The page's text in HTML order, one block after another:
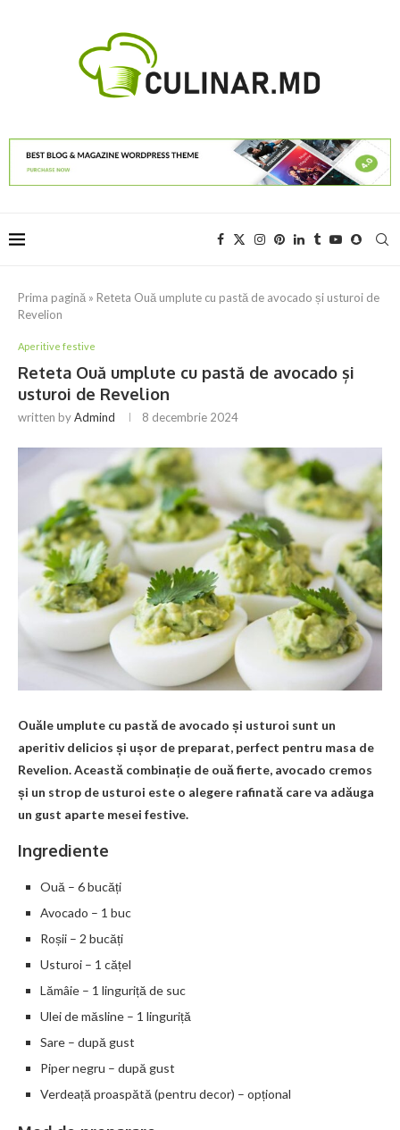
Prima pagină » Reteta Ouă umplute cu pastă de avocado și usturoi de
Revelion
Aperitive festive
Reteta Ouă umplute cu pastă de avocado și
usturoi de Revelion
written byAdmind 8 decembrie 2024
Ouăle umplute cu pastă de avocado și usturoi sunt un
aperitiv delicios și ușor de preparat, perfect pentru masa de
Revelion. Această combinație de ouă fierte, avocado cremos
și un strop de usturoi este o alegere rafinată care va adăuga
un gust aparte mesei festive.
Ingrediente
Ouă – 6 bucăți
Avocado – 1 buc
Roșii – 2 bucăți
Usturoi – 1 cățel
Lămâie – 1 linguriță de suc
Ulei de măsline – 1 linguriță
Sare – după gust
Piper negru – după gust
Verdeață proaspătă (pentru decor) – opțional